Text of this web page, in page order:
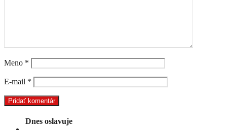
Meno *
E-mail *
Dnes oslavuje